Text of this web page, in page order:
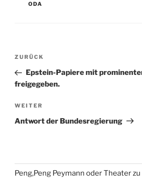
ODA
Beitragsnavigation
Vorheriger
Beitrag
ZURÜCK
Epstein-Papiere mit
freigegeben.
Nächster
Beitrag
WEITER
Antwort der Bundesregierung
Peng,Peng Peymann oder Theater